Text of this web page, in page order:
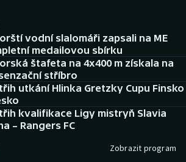
vodní slalomáři zapsali na ME
medailovou sbírku
štafeta na 4x400 m získala na
stříbro
utkání Hlinka Gretzky Cupu Finsko
kvalifikace Ligy mistryň Slavia
– Rangers FC
Zobrazit program